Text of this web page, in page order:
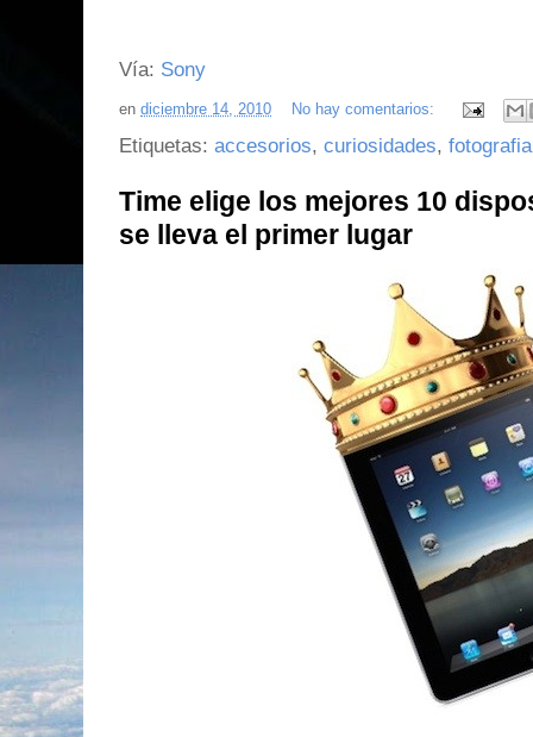
Vía: Sony
en diciembre 14, 2010 No hay comentarios:
Etiquetas: accesorios, curiosidades, fotografia
Time elige los mejores 10
se lleva el primer lugar